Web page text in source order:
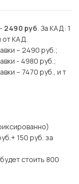
2490 руб. За КАД: 1
от КАД.
– 2490 руб.;
- 4980 руб.;
– 7470 руб., и т
150 руб. за
стоить 800